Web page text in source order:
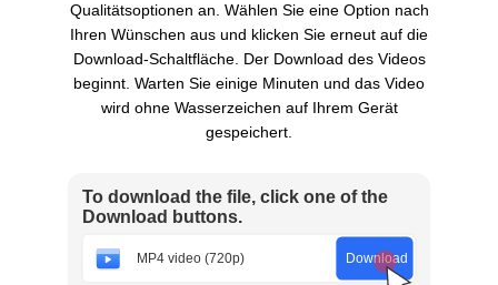
Qualitätsoptionen an. Wählen Sie eine Option nach
Ihren Wünschen aus und klicken Sie erneut auf die
Download-Schaltfläche. Der Download des Videos
beginnt. Warten Sie einige Minuten und das Video
wird ohne Wasserzeichen auf Ihrem Gerät
gespeichert.